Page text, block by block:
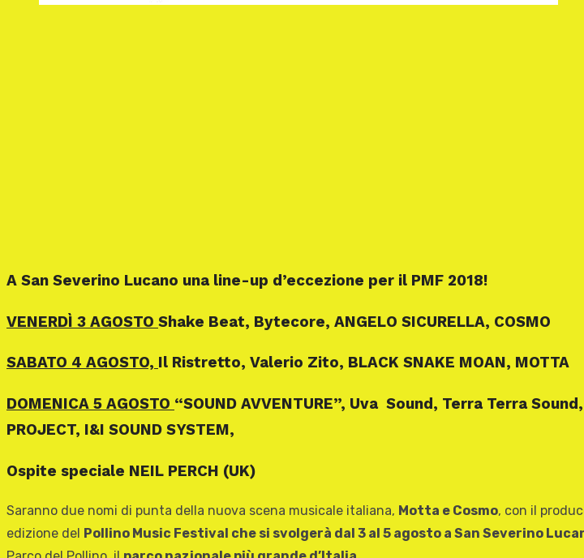
A San Severino Lucano una line-up d’eccezione per il PMF 2018!
VENERDÌ 3 AGOSTO Shake Beat, Bytecore, ANGELO SICURELLA, COSMO
SABATO 4 AGOSTO, Il Ristretto, Valerio Zito, BLACK SNAKE MOAN, MOTTA
DOMENICA 5 AGOSTO “SOUND AVVENTURE”, Uva Sound, Terra Terra Sound,
PROJECT, I&I SOUND SYSTEM,
Ospite speciale NEIL PERCH (UK)
Saranno due nomi di punta della nuova scena musicale italiana, Motta e Cosmo, con il
edizione del Pollino Music Festival che si svolgerà dal 3 al 5 agosto a San Severino